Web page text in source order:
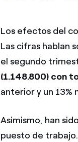
Los efectos del
Las cifras hablan
el segundo
(1.148.800) con
anterior y un 13%
Asimismo, han
puesto de